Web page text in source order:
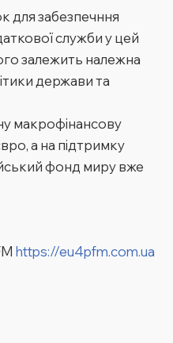
для забезпечння
служби у цей
залежить належна
держави та
макрофінансову
а на підтримку
фонд миру вже
https://eu4pfm.com.ua